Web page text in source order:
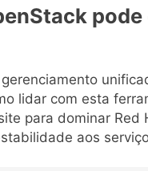
lidar com esta
para dominar Red
aos